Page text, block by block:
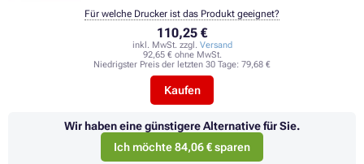
110,25 €
inkl. MwSt. zzgl. Versand
92,65 € ohne MwSt.
Niedrigster Preis der letzten 30 Tage: 79,68 €
Kaufen
Für welche Drucker ist das Produkt geeignet?
Wir haben eine günstigere Alternative für Sie.
Ich möchte 84,06 € sparen